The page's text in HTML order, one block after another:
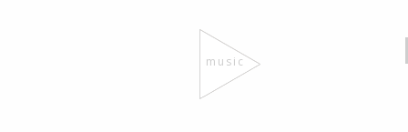
music